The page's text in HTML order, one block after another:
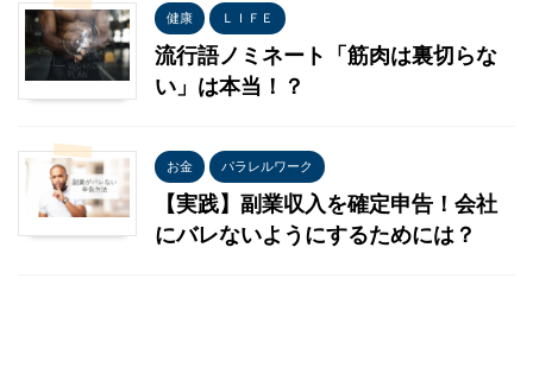
健康 ＬＩＦＥ
流行語ノミネート「筋肉は裏切らな
い」は本当！？
お金 パラレルワーク
【実践】副業収入を確定申告！会社
にバレないようにするためには？